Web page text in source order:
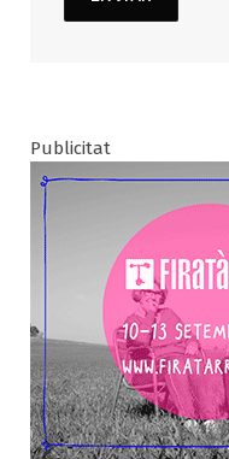
Publicitat